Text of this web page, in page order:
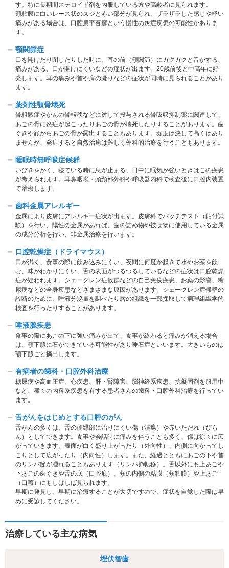
す。特に長期間ステロイド剤を内服している⽅や高齢者に見られます。
頬粘膜に⽩いレース状のスジと⾚い部分が見られ、ザラザラした感じや軽い
痛みがある場合は、口腔扁平苔癬という慢性の炎症疾患の可能性がありま
す。
顎関節症
⼝を開けたり閉じたりした時に、⽿の前（顎関節）にカクカクと⾳がする、
痛みがある、⼝が開けにくいなどの症状が出ます。20歳前後と中⾼年に好
発します。⽿の痛みや⾸や肩の凝りなどの症状が同時に見られることがあり
ます。
薬剤性顎骨壊死
骨粗鬆症やがんの骨転移などに対して投与される骨吸収抑制薬に関連して、
あごの骨に炎症が起こったりあごの骨が壊死したりすることがあります。歯
ぐきや顔からあごの骨が露出することもあります。頻度は決して高くはあり
ませんが、発症すると自然治癒は難しく外科的治療を行うこともあります。
睡眠時無呼吸症候群
いびきをかく、寝ている時に息が⽌まる、⽇中に眠気が強いときはこの疾患
が考えられます。⽿⿐咽喉・頭頸部外科や呼吸器内科で検査後に⼝腔内装置
で治療します。
歯科金属アレルギー
⾦属により⽪膚にアレルギー症状が出ます。⽪膚科でパッチテスト（貼付試
験）を⾏い、陽性の⾦属があれば、歯の詰め物や被せ物に使用している⾦属
の成分分析を⾏い、⾮⾦属治療を⾏います。
口腔乾燥症（ドライマウス）
⼝が渇く、⾷事の際に飲み込みにくい、夜間に何度か起きて水やお茶を飲
む、味がわかりにくい、⾆の表⾯がつるつるしているなどの症状は⼝腔乾燥
症が疑われます。シェーグレン症候群などの自己免疫疾患、お薬の影響、糖
尿病などの全身疾患などさまざまな原因があります。シェーグレン症候群の
診断のために、唾液分泌量を調べたり唇の組織を一部採取して病理組織学的
検査を行ったりすることがあります。
唾液腺疾患
⾷事の際にあごの下に強い痛みが出て、⾷事が終わると痛みが消える場合
は、顎下腺に⽯ができている可能性があり唾⽯症といいます。大きいものは
顎下腺ごと摘出します。
有病者の歯科・口腔外科治療
糖尿病や⾼血圧症、心疾患、肝・腎障害、脳神経系疾患、抗凝固剤を服⽤中
など、種々の内科系疾患を有する患者さんの⻭科・⼝腔外科治療を⾏ってい
ます。
舌がんをはじめとする口腔のがん
⾆がんの多くは、⾆の側縁部に治りにくい傷（潰瘍）や⾚いただれ（びら
ん）としてできます。⾷事や会話時に痛みを伴うことも多く、傷は徐々に広
がっていきます。表⾯が⽩く盛り上がったり（外向性）、内側に向かってし
こりとして広がったり（内向性）します。また、経過とともにあごの下や⾸
のリンパ節が腫れることもあります（リンパ節転移）。舌以外にも上あごや
下あごの⻭ぐきや⾆の底（⼝腔底）、頬の内側の粘膜（頬粘膜）や上あご
（⼝蓋）にもしばしば見られます。
早期に発⾒し、早期に治療することが大切ですので、症状を⾃覚した際は早
めに受診してください。
治療している主な病気
埋伏智歯